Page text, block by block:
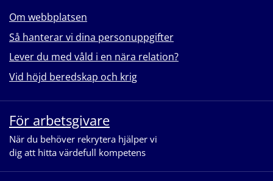
Om webbplatsen
Så hanterar vi dina personuppgifter
Lever du med våld i en nära relation?
Vid höjd beredskap och krig
För arbetsgivare
När du behöver rekrytera hjälper vi
dig att hitta värdefull kompetens